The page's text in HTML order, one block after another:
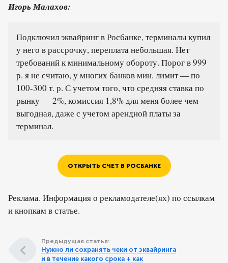
Игорь Малахов:
Подключил эквайринг в Росбанке, терминалы купил
у него в рассрочку, переплата небольшая. Нет
требований к минимальному обороту. Порог в 999
р. я не считаю, у многих банков мин. лимит — по
100-300 т. р. С учетом того, что средняя ставка по
рынку — 2%, комиссия 1,8% для меня более чем
выгодная, даже с учетом арендной платы за
терминал.
ОТКРЫТЬ СЧЕТ В РОСБАНКЕ
Реклама. Информация о рекламодателе(ях) по ссылкам
и кнопкам в статье.
Предыдущая статья:
Нужно ли сохранять чеки от эквайринга
и в течение какого срока + как